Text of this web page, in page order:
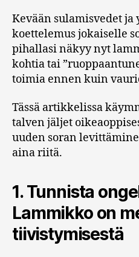
Kevään sulamisvedet ja
koettelemus jokaiselle
pihallasi näkyy nyt
kohtia tai
toimia ennen kuin
Tässä artikkelissa
talven jäljet
uuden soran
aina riitä.
1. Tunnista
Lammikko on
tiivistymisestä